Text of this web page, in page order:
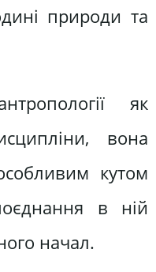
природи та
як
вона
кутом
в ній
начал.